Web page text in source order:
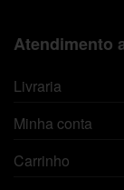
Atendimento
Livraria
Minha conta
Carrinho